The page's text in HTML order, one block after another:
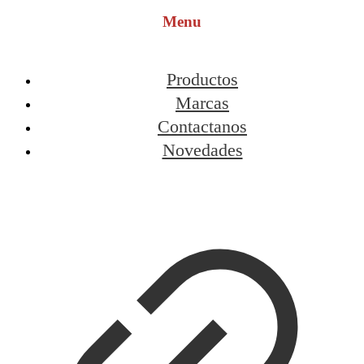
Menu
Productos
Marcas
Contactanos
Novedades